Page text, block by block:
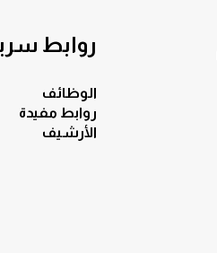
روابط
الوظائف
روابط مفيدة
الأرشيف